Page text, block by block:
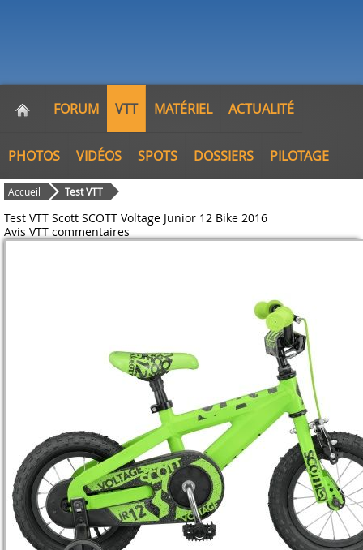
FORUM VTT MATÉRIEL ACTUALITÉ
PHOTOS VIDÉOS SPOTS DOSSIERS PILOTAGE
Accueil Test VTT
Test VTT Scott SCOTT Voltage Junior 12 Bike 2016
Avis VTT commentaires